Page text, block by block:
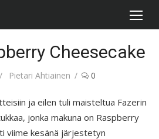
Cheesecake
Author
Pietari Ahtiainen 0
ja eilen tuli maisteltua Fazerin
jonka makuna on Raspberry
viime kesänä järjestetyn